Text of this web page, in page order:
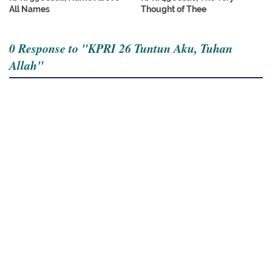
All Names
Thought of Thee
0 Response to "KPRI 26 Tuntun Aku, Tuhan
Allah"